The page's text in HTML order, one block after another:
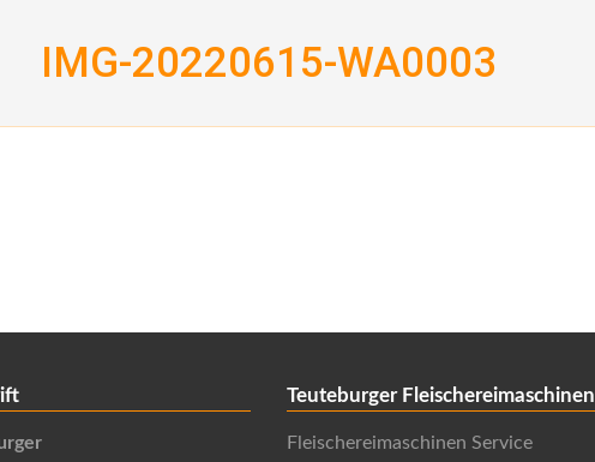
IMG-20220615-WA0003
Teuteburger Fleischereimaschinen
Fleischereimaschinen Service